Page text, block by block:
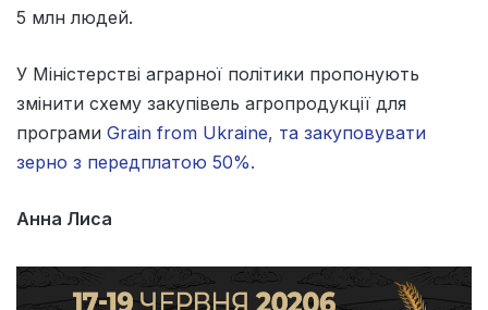
5 млн людей.
У Міністерстві аграрної політики пропонують
змінити схему закупівель агропродукції для
програми Grain from Ukraine, та закуповувати
зерно з передплатою 50%.
Анна Лиса